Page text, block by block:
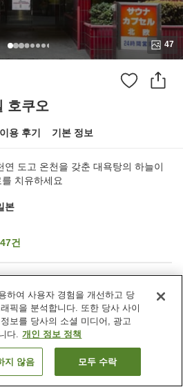
47
호쿠오
이용 후기 기본 정보
연 도고 온천을 갖춘 대욕탕의 하늘이
치유하세요
본
건
자동판매기
대욕장
객실 보기
하여 사용자 경험을 개선하고 당
픽을 분석합니다. 또한 당사 사이
보를 당사의 소셜 미디어, 광고
다. 개인 정보 정책
지 않음 모두 수락